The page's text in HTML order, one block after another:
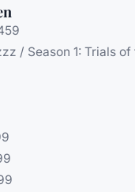
/ Season 1: Trials of